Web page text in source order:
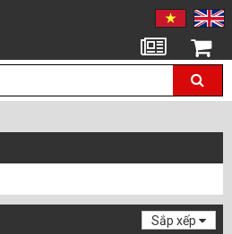
Giỏ hàng
Sắp xếp